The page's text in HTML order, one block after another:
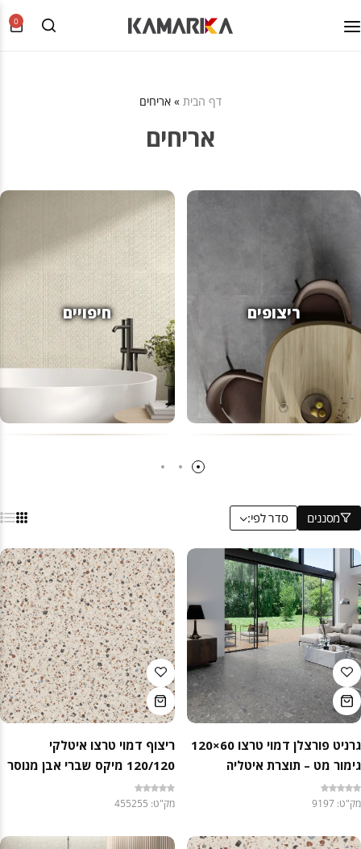
0
דף הבית » אריחים
אריחים
ריצופים חיפויים
מסננים סדר לפי:
גרניט פורצלן דמוי טרצו 60×120
גימור מט – תוצרת איטליה
מק"ט: 9197
ריצוף דמוי טרצו איטלקי
120/120 מיקס שברי אבן מנוסר
מק"ט: 455255